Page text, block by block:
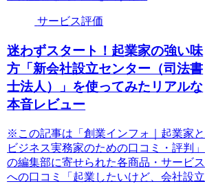
サービス評価
迷わずスタート！起業家の強い味
方「新会社設立センター（司法書
士法人）」を使ってみたリアルな
本音レビュー
※この記事は「創業インフォ｜起業家と
ビジネス実務家のための口コミ・評判」
の編集部に寄せられた各商品・サービス
への口コミ「起業したいけど、会社設立